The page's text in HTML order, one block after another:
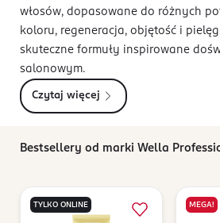
włosów, dopasowane do różnych
koloru, regeneracja, objętość i
skuteczne formuły inspirowane
salonowym.
Czytaj więcej
Bestsellery od marki Wella
TYLKO ONLINE MEGA!